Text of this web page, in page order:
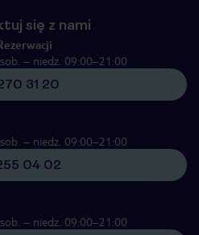
się z nami
– niedz. 09:00–21:00
31 20
– niedz. 09:00–21:00
04 02
– niedz. 09:00–21:00